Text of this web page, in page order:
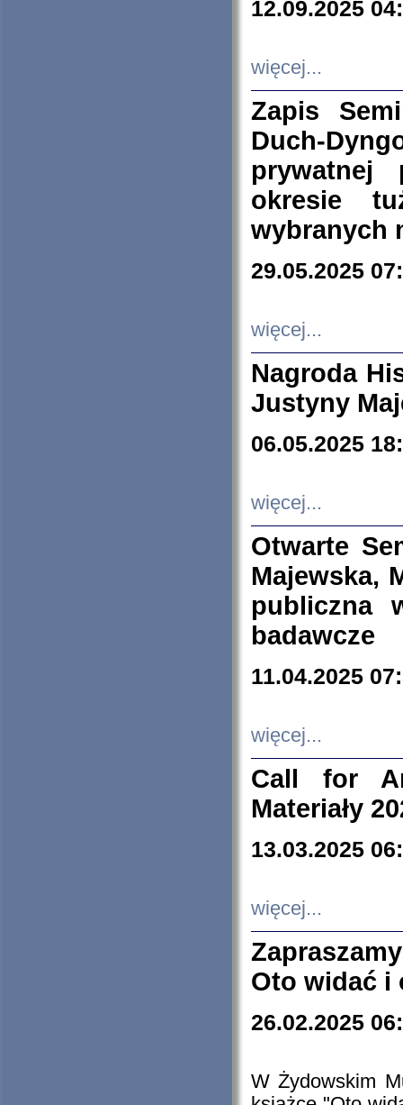
12.09.2025
więcej...
Zapis
Duch-
prywatnej
okresie
wybranych
29.05.2025
więcej...
Nagroda
Justyny
06.05.2025
więcej...
Otwarte
Majewska,
publiczna
badawcze
11.04.2025
więcej...
Call for
Materiały
13.03.2025
więcej...
Oto widać i
26.02.2025
W Żydowskim